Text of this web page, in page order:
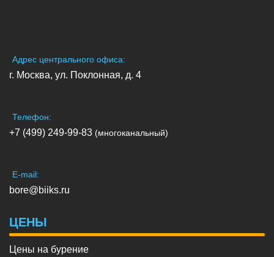
Адрес центрального офиса:
г. Москва, ул. Поклонная, д. 4
Телефон:
+7 (499) 249-99-83 (многоканальный)
E-mail:
bore@biiks.ru
ЦЕНЫ
Цены на бурение